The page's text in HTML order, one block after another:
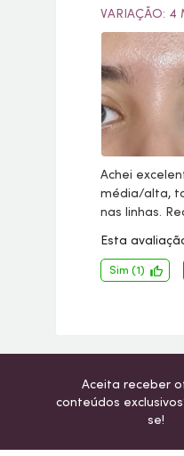
VARIAÇÃO: 4
Achei
média/alta,
nas linhas.
Esta
Sim (1)
Aceita receber
conteúdos
se!